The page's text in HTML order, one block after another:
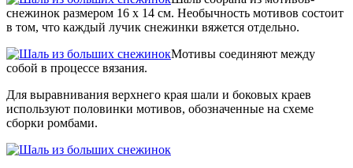
снежинок размером 16 х 14 см. Необычность мотивов состоит
в том, что каждый лучик снежинки вяжется отдельно.
Мотивы соединяют между
собой в процессе вязания.
Для выравнивания верхнего края шали и боковых краев
используют половинки мотивов, обозначенные на схеме
сборки ромбами.